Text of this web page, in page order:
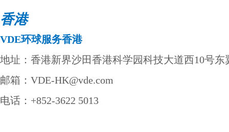
香港
VDE环球服务香港
地址：香港新界沙田香港科学园科技大道西10号东
邮箱：VDE-HK@vde.com
电话：+852-3622 5013